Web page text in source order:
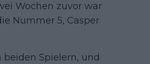
Wochen zuvor war
Nummer 5, Casper
Spielern, und